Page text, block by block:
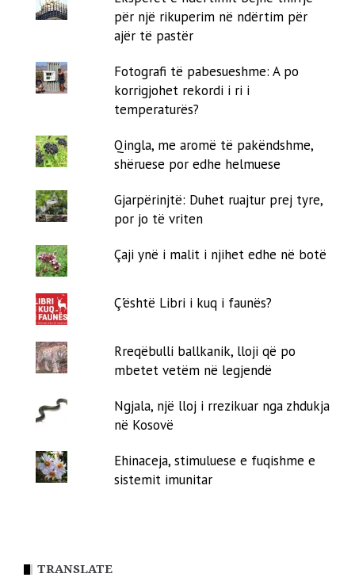
për një rikuperim në ndërtim për
ajër të pastër
Fotografi të pabesueshme: A po
korrigjohet rekordi i ri i
temperaturës?
Qingla, me aromë të pakëndshme,
shëruese por edhe helmuese
Gjarpërinjtë: Duhet ruajtur prej tyre,
por jo të vriten
Çaji ynë i malit i njihet edhe në botë
Ç'është Libri i kuq i faunës?
Rreqëbulli ballkanik, lloji që po
mbetet vetëm në legjendë
Ngjala, një lloj i rrezikuar nga zhdukja
në Kosovë
Ehinaceja, stimuluese e fuqishme e
sistemit imunitar
TRANSLATE